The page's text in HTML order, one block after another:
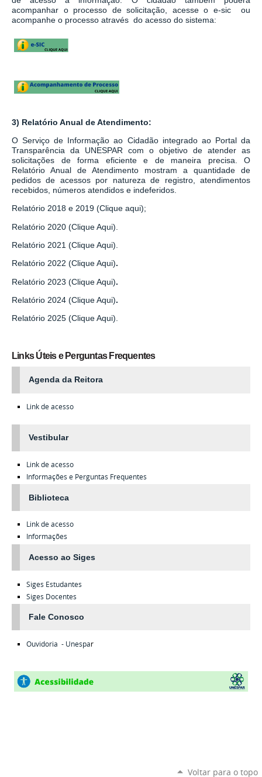
acompanhar o processo de solicitação, acesse o e-sic ou
acompanhe o processo através do acesso do sistema:
3) Relatório Anual de Atendimento:
O Serviço de Informação ao Cidadão integrado aoPortal da
Transparência da UNESPAR
com o objetivo de atender as
solicitações de forma eficiente e de maneira precisa. O
Relatório Anual de Atendimento mostram a quantidade de
pedidos de acessos por natureza de registro, atendimentos
recebidos, números atendidos e indeferidos.
Relatório 2018 e 2019 (Clique aqui);
Relatório 2020 (Clique Aqui).
Relatório 2021 (Clique Aqui).
Relatório 2022 (Clique Aqui).
Relatório 2023 (Clique Aqui).
Relatório 2024 (Clique Aqui).
Relatório 2025 (Clique Aqui).
Links Úteis e Perguntas Frequentes
Agenda da Reitora
Link de acesso
Vestibular
Link de acesso
Informações e Perguntas Frequentes
Biblioteca
Link de acesso
Informações
Acesso ao Siges
Siges Estudantes
Siges Docentes
Fale Conosco
Ouvidoria - Unespar
Voltar para o topo